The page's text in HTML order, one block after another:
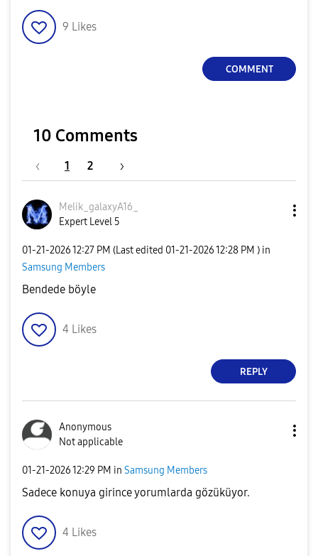
9 Likes
COMMENT
10 Comments
1 2
Melik_galaxyA16
Expert Level 5
‎01-21-202612:27 PM (Last edited ‎01-21-202612:28 PM ) in
Samsung Members
Bendede böyle
4 Likes
REPLY
Anonymous
Not applicable
‎01-21-202612:29 PM in Samsung Members
Sadece konuya girince yorumlarda gözüküyor.
4 Likes